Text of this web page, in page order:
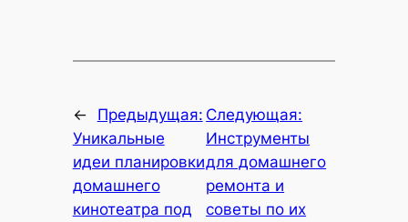
←
Предыдущая:
Уникальные
идеи планировки
домашнего
кинотеатра под
Следующая:
Инструменты
для домашнего
ремонта и
советы по их